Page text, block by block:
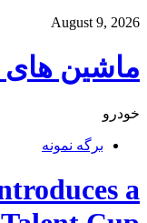
August 9, 2026
ماشین های
خودرو
برگه نمونه
a